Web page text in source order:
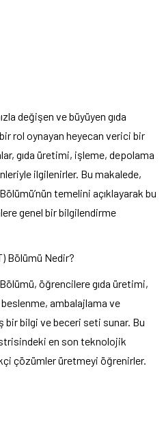
değişen ve büyüyen gıda
rol oynayan heyecan verici bir
gıda üretimi, işleme, depolama
ilgilenirler. Bu makalede,
temelini açıklayarak bu
genel bir bilgilendirme
Bölümü Nedir?
Bölümü, öğrencilere gıda üretimi,
ambalajlama ve
bir bilgi ve beceri seti sunar. Bu
en son teknolojik
çözümler üretmeyi öğrenirler.